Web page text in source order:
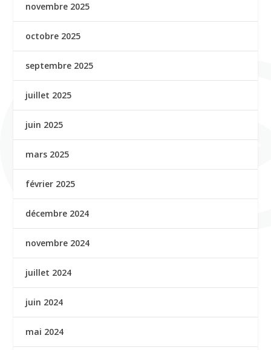
novembre 2025
octobre 2025
septembre 2025
juillet 2025
juin 2025
mars 2025
février 2025
décembre 2024
novembre 2024
juillet 2024
juin 2024
mai 2024